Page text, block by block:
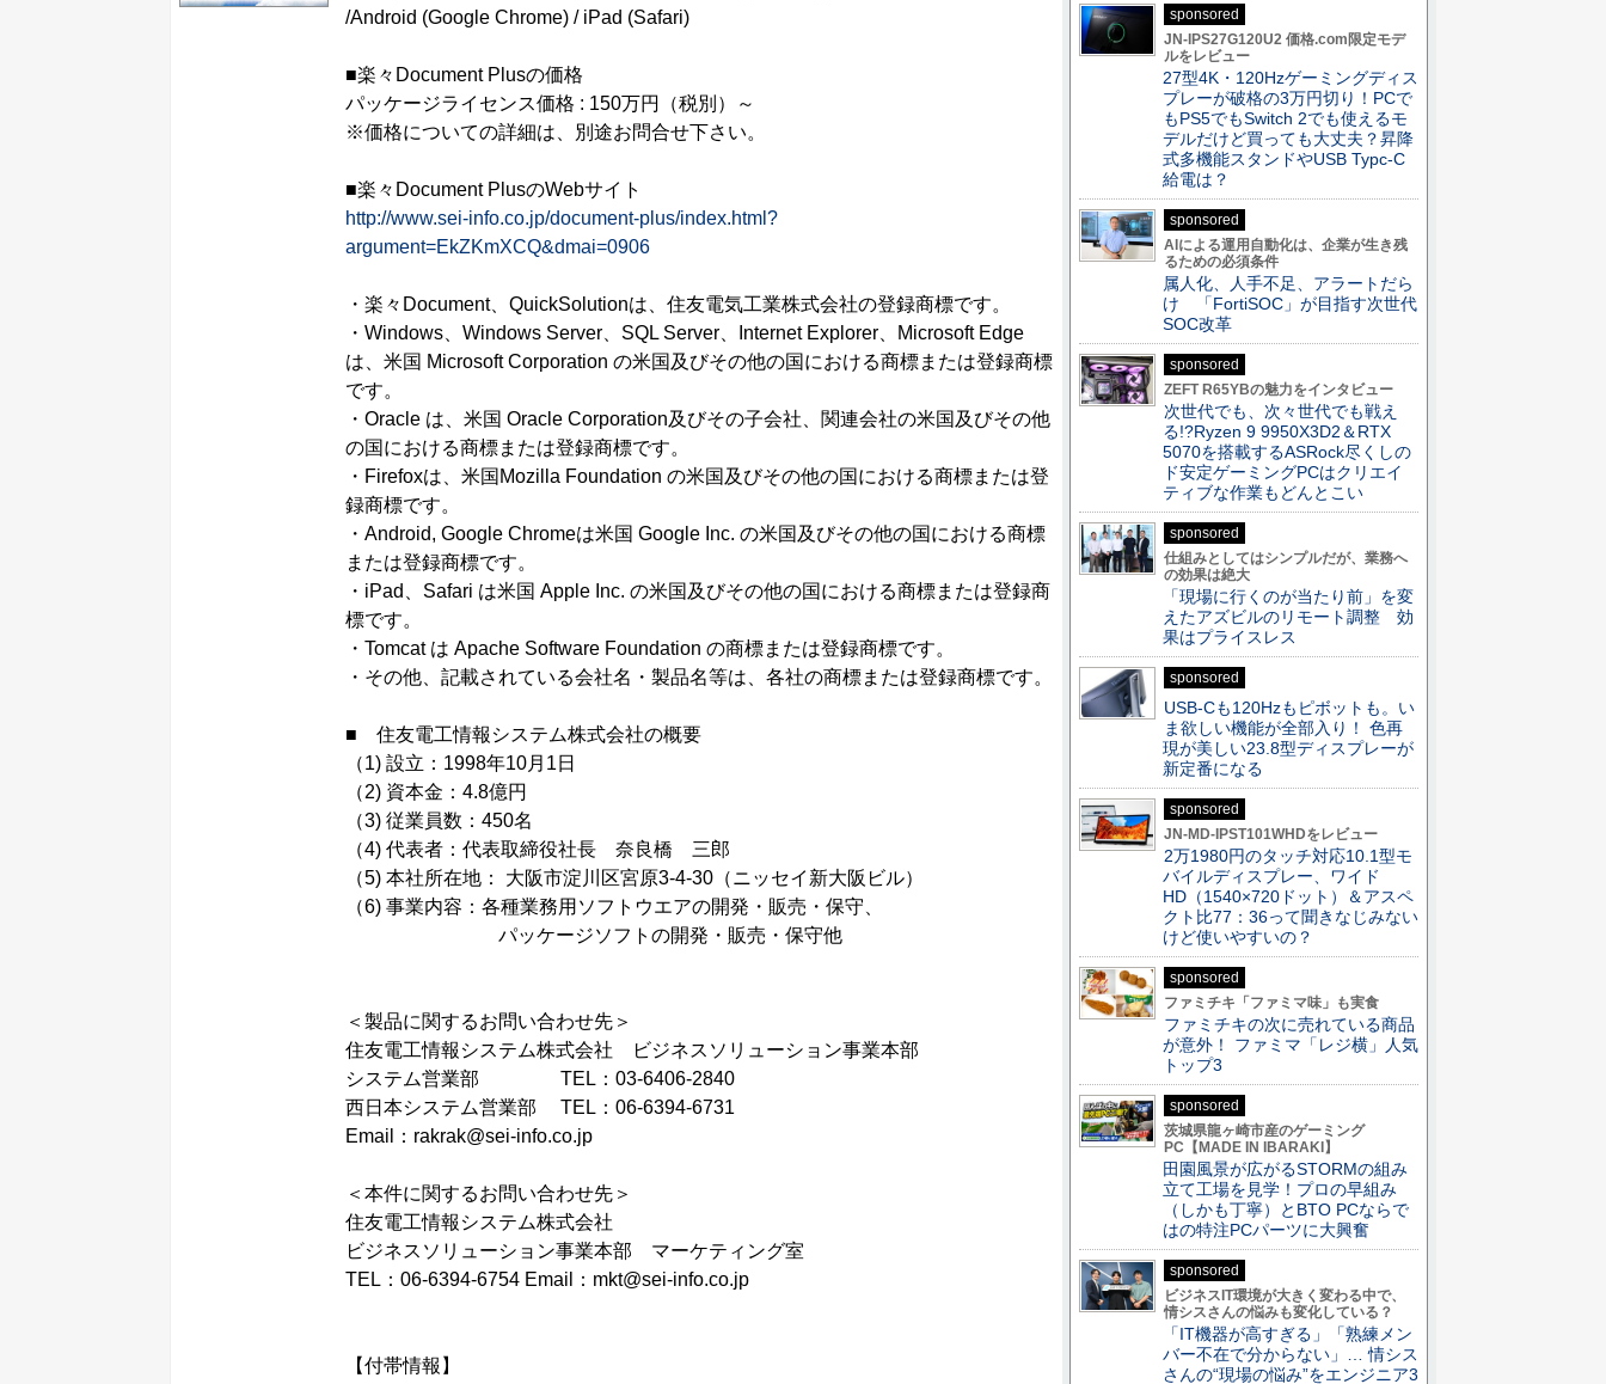
/Android (Google Chrome) / iPad (Safari)
■楽々Document Plusの価格
パッケージライセンス価格 : 150万円（税別）～
※価格についての詳細は、別途お問合せ下さい。
■楽々Document PlusのWebサイト
http://www.sei-info.co.jp/document-plus/index.html?
argument=EkZKmXCQ&dmai=0906
・楽々Document、QuickSolutionは、住友電気工業株式会社の登録商標です。
・Windows、Windows Server、SQL Server、Internet Explorer、Microsoft Edge
は、米国 Microsoft Corporation の米国及びその他の国における商標または登録商標
です。
・Oracle は、米国 Oracle Corporation及びその子会社、関連会社の米国及びその他
の国における商標または登録商標です。
・Firefoxは、米国Mozilla Foundation の米国及びその他の国における商標または登
録商標です。
・Android, Google Chromeは米国 Google Inc. の米国及びその他の国における商標
または登録商標です。
・iPad、Safari は米国 Apple Inc. の米国及びその他の国における商標または登録商
標です。
・Tomcat は Apache Software Foundation の商標または登録商標です。
・その他、記載されている会社名・製品名等は、各社の商標または登録商標です。
■ 住友電工情報システム株式会社の概要
（1) 設立：1998年10月1日
（2) 資本金：4.8億円
（3) 従業員数：450名
（4) 代表者：代表取締役社長 奈良橋 三郎
（5) 本社所在地： 大阪市淀川区宮原3-4-30（ニッセイ新大阪ビル）
（6) 事業内容：各種業務用ソフトウエアの開発・販売・保守、
パッケージソフトの開発・販売・保守他
＜製品に関するお問い合わせ先＞
住友電工情報システム株式会社 ビジネスソリューション事業本部
システム営業部 TEL：03-6406-2840
西日本システム営業部 TEL：06-6394-6731
Email：rakrak@sei-info.co.jp
＜本件に関するお問い合わせ先＞
住友電工情報システム株式会社
ビジネスソリューション事業本部 マーケティング室
TEL：06-6394-6754 Email：mkt@sei-info.co.jp
【付帯情報】
sponsored
JN-IPS27G120U2 価格.com限定モデ
ルをレビュー
27型4K・120Hzゲーミングディス
プレーが破格の3万円切り！PCで
もPS5でもSwitch 2でも使えるモ
デルだけど買っても大丈夫？昇降
式多機能スタンドやUSB Typc-C
給電は？
sponsored
AIによる運用自動化は、企業が生き残
るための必須条件
属人化、人手不足、アラートだら
け 「FortiSOC」が目指す次世代
SOC改革
sponsored
ZEFT R65YBの魅力をインタビュー
次世代でも、次々世代でも戦え
る!?Ryzen 9 9950X3D2＆RTX
5070を搭載するASRock尽くしの
ド安定ゲーミングPCはクリエイ
ティブな作業もどんとこい
sponsored
仕組みとしてはシンプルだが、業務へ
の効果は絶大
「現場に行くのが当たり前」を変
えたアズビルのリモート調整 効
果はプライスレス
sponsored
USB-Cも120Hzもピボットも。い
ま欲しい機能が全部入り！ 色再
現が美しい23.8型ディスプレーが
新定番になる
sponsored
JN-MD-IPST101WHDをレビュー
2万1980円のタッチ対応10.1型モ
バイルディスプレー、ワイド
HD（1540×720ドット）＆アスペ
クト比77：36って聞きなじみない
けど使いやすいの？
sponsored
ファミチキ「ファミマ味」も実食
ファミチキの次に売れている商品
が意外！ ファミマ「レジ横」人気
トップ3
sponsored
茨城県龍ヶ崎市産のゲーミング
PC【MADE IN IBARAKI】
田園風景が広がるSTORMの組み
立て工場を見学！プロの早組み
（しかも丁寧）とBTO PCならで
はの特注PCパーツに大興奮
sponsored
ビジネスIT環境が大きく変わる中で、
情シスさんの悩みも変化している？
「IT機器が高すぎる」「熟練メン
バー不在で分からない」… 情シス
さんの“現場の悩み”をエンジニア3